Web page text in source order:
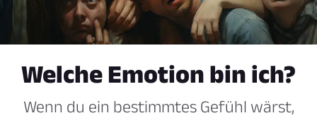
Welche Emotion bin ich?
Wenn du ein bestimmtes Gefühl wärst,